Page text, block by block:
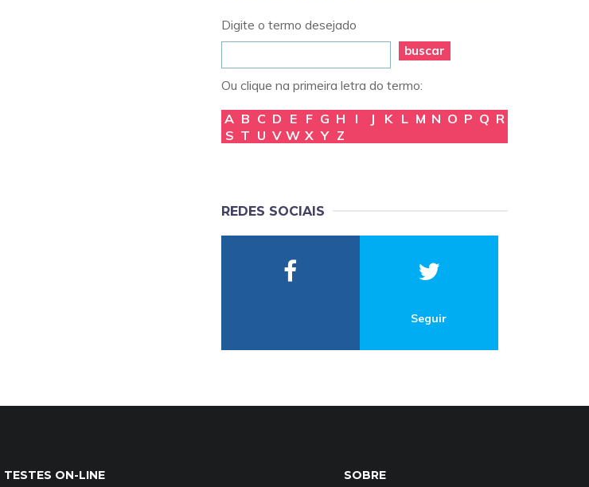
Digite o termo desejado
buscar
Ou clique na primeira letra do termo:
A B C D E F G H I J K L M N O P Q R
S T U V W X Y Z
REDES SOCIAIS
Seguir
TESTES ON-LINE SOBRE